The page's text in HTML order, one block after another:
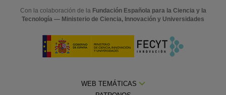
Con la colaboración de la Fundación Española para la Ciencia y la
Tecnología — Ministerio de Ciencia, Innovación y Universidades
WEB TEMÁTICAS